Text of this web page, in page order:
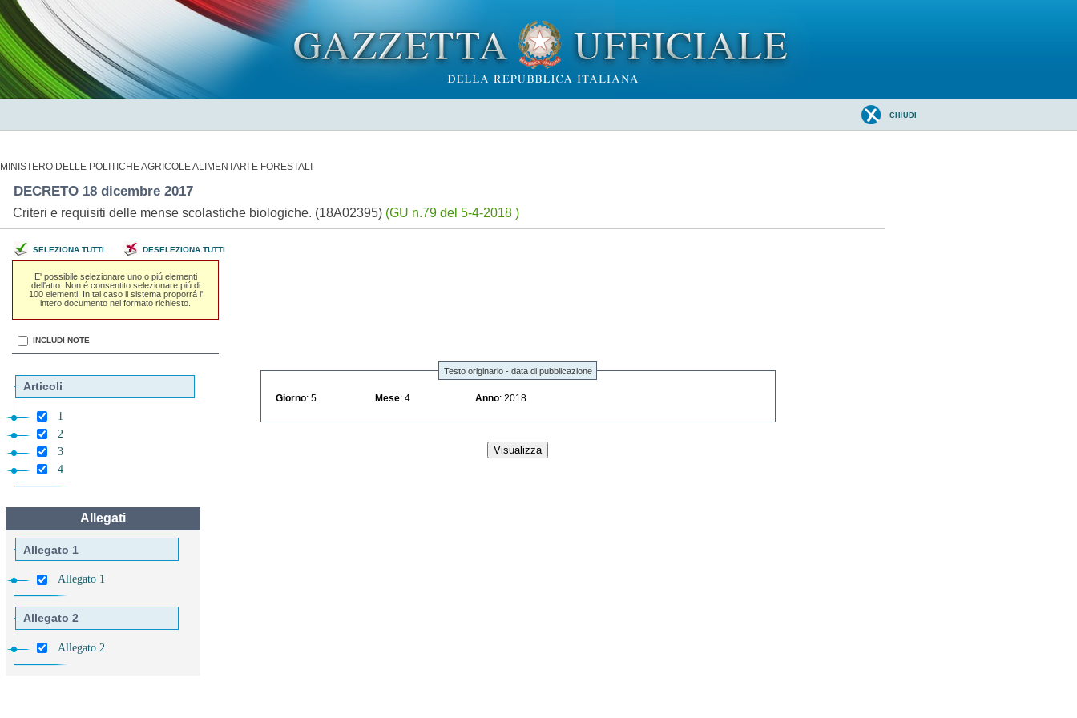
CHIUDI
MINISTERO DELLE POLITICHE AGRICOLE ALIMENTARI E FORESTALI
DECRETO 18 dicembre 2017
Criteri e requisiti delle mense scolastiche biologiche. (18A02395) (GU n.79 del 5-4-2018 )
SELEZIONA TUTTI DESELEZIONA TUTTI
E' possibile selezionare uno o piú elementi
dell'atto. Non é consentito selezionare piú di
100 elementi. In tal caso il sistema proporrá l'
intero documento nel formato richiesto.
INCLUDI NOTE
Articoli
1
2
3
4
Allegati
Allegato 1
Allegato 1
Allegato 2
Allegato 2
Testo originario - data di pubblicazione
Giorno : 5 Mese : 4 Anno : 2018